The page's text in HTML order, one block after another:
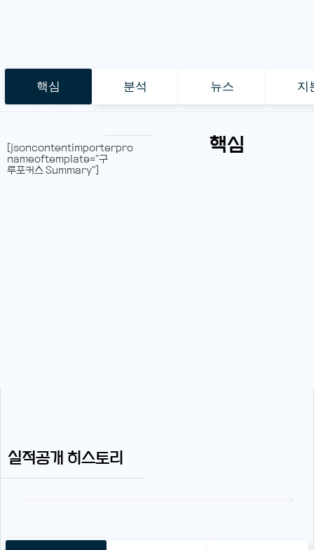
핵심 분석 뉴스 지
핵심
[jsoncontentimporterpro
nameoftemplate="구
루포커스 Summary"]
실적공개 히스토리